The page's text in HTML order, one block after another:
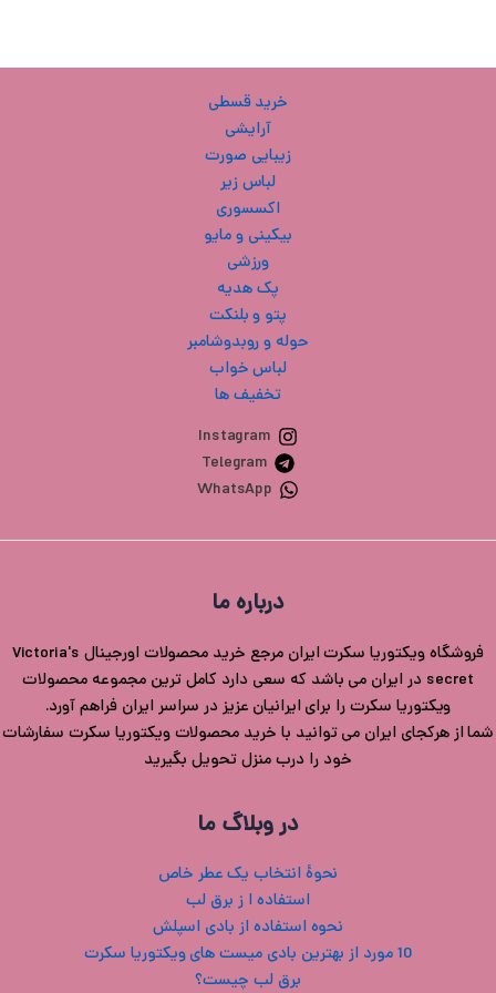
خرید قسطی
آرایشی
زیبایی صورت
لباس زیر
اکسسوری
بیکینی و مایو
ورزشی
پک هدیه
پتو و بلنکت
حوله و روبدوشامبر
لباس خواب
تخفیف ها
Instagram
Telegram
WhatsApp
درباره ما
فروشگاه ویکتوریا سکرت ایران مرجع خرید محصولات اورجینال Victoria's
secret در ایران می باشد که سعی دارد کامل ترین مجموعه محصولات
ویکتوریا سکرت را برای ایرانیان عزیز در سراسر ایران فراهم آورد.
شما از هرکجای ایران می توانید با خرید محصولات ویکتوریا سکرت سفارشات
خود را درب منزل تحویل بگیرید
در وبلاگ ما
نحوۀ انتخاب یک عطر خاص
استفاده ا ز برق لب
نحوه استفاده از بادی اسپلش
10 مورد از بهترین بادی میست های ویکتوریا سکرت
برق لب چیست؟